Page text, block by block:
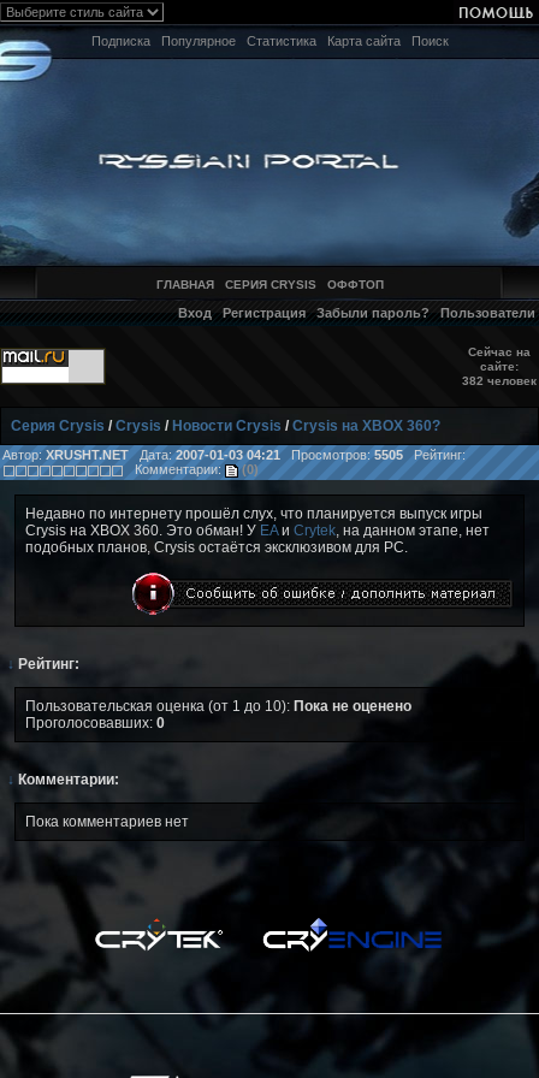
Подписка Популярное Статистика Карта сайта Поиск
ГЛАВНАЯ СЕРИЯ CRYSIS ОФФТОП
Вход Регистрация Забыли пароль? Пользователи
Сейчас на
сайте:
382 человек
Серия Crysis /Crysis / Новости Crysis /Crysis на XBOX 360?
Автор: XRUSHT.NET Дата:2007-01-03 04:21Просмотров:5505 Рейтинг:
Комментарии:
(0)
Недавно по интернету прошёл слух, что планируется выпуск игры
Crysis на XBOX 360. Это обман! У EAи Crytek , на данном этапе, нет
подобных планов, Crysis остаётся эксклюзивом для PC.
↓ Рейтинг:
Пользовательская оценка (от 1 до 10): Пока не оценено
Проголосовавших: 0
↓ Комментарии:
Пока комментариев нет